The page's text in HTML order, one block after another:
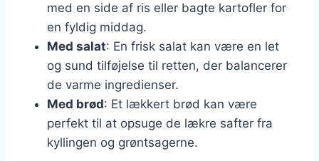
med en side af ris eller bagte kartofler for
en fyldig middag.
Med salat: En frisk salat kan være en let
og sund tilføjelse til retten, der balancerer
de varme ingredienser.
Med brød: Et lækkert brød kan være
perfekt til at opsuge de lækre safter fra
kyllingen og grøntsagerne.